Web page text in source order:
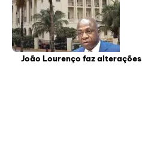
João Lourenço faz alterações